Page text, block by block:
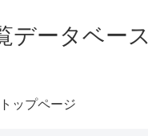
データベース
トップページ